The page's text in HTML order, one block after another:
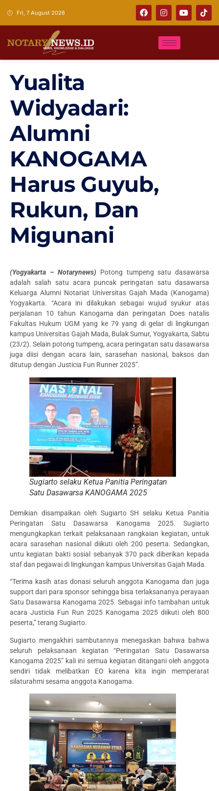
Fri, 7 August 2026
Yualita
Widyadari:
Alumni
KANOGAMA
Harus Guyub,
Rukun, Dan
Migunani
(Yogyakarta – Notarynews)
Potong tumpeng satu dasawarsa
adalah salah satu acara puncak peringatan satu dasawarsa
Keluarga Alumni Notariat Universitas Gajah Mada (Kanogama)
Yogyakarta. “Acara ini dilakukan sebagai wujud syukur atas
perjalanan 10 tahun Kanogama dan peringatan Does natalis
Fakultas Hukum UGM yang ke 79 yang di gelar di lingkungan
kampus Universitas Gajah Mada, Bulak Sumur, Yogyakarta, Sabtu
(23/2). Selain potong tumpeng, acara peringatan satu dasawarsa
juga diisi dengan acara lain, sarasehan nasional, baksos dan
ditutup dengan Justicia Fun Runner 2025”.
Sugiarto selaku Ketua Panitia Peringatan
Satu Dasawarsa KANOGAMA 2025
Demikian disampaikan oleh Sugiarto SH selaku Ketua Panitia
Peringatan Satu Dasawarsa Kanogama 2025. Sugiarto
mengungkapkan terkait pelaksanaan rangkaian kegiatan, untuk
acara sarasehan nasional diikuti oleh 200 peserta. Sedangkan,
untu kegiatan bakti sosial sebanyak 370 pack diberikan kepada
staf dan pegawai di lingkungan kampus Universitas Gajah Mada.
“Terima kasih atas donasi seluruh anggota Kanogama dan juga
support dari para sponsor sehingga bisa terlaksananya perayaan
Satu Dasawarsa Kanogama 2025. Sebagai info tambahan untuk
acara Justicia Fun Run 2025 Kanogama 2025 diikuti oleh 800
peserta,” terang Sugiarto.
Sugiarto mengakhiri sambutannya menegaskan bahwa bahwa
seluruh pelaksanaan kegiatan “Peringatan Satu Dasawarsa
Kanogama 2025” kali ini semua kegiatan ditangani oleh anggota
sendiri tidak melibatkan EO karena kita ingin memperarat
silaturahmi sesama anggota Kanogama.